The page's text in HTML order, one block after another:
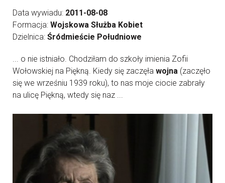
Data wywiadu: 2011-08-08
Formacja: Wojskowa Służba Kobiet
Dzielnica: Śródmieście Południowe
... o nie istniało. Chodziłam do szkoły imienia Zofii
Wołowskiej na Piękną. Kiedy się zaczęła wojna (zaczęło
się we wrześniu 1939 roku), to nas moje ciocie zabrały
na ulicę Piękną, wtedy się naz ...